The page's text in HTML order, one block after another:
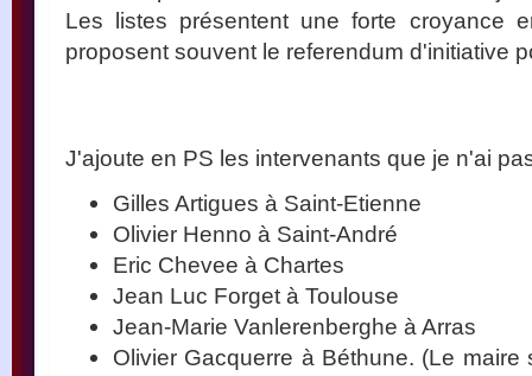
Les listes présentent une forte croyance
proposent souvent le referendum d'initiative
J'ajoute en PS les intervenants que je n'ai
Gilles Artigues à Saint-Etienne
Olivier Henno à Saint-André
Eric Chevee à Chartes
Jean Luc Forget à Toulouse
Jean-Marie Vanlerenberghe à Arras
Olivier Gacquerre à Béthune. (Le